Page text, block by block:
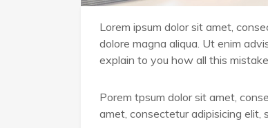
Lorem ipsum dolor sit amet,
dolore magna aliqua. Ut enim
explain to you how all this
Porem tpsum dolor sit amet,
amet, consectetur adipisicing elit,